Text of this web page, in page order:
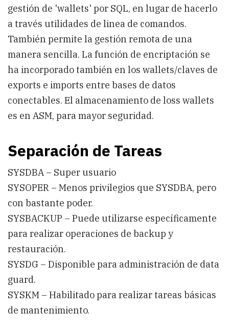
gestión de 'wallets' por SQL, en lugar de hacerlo
a través utilidades de linea de comandos.
También permite la gestión remota de una
manera sencilla. La función de encriptación se
ha incorporado también en los wallets/claves de
exports e imports entre bases de datos
conectables. El almacenamiento de loss wallets
es en ASM, para mayor seguridad.
Separación de Tareas
SYSDBA – Super usuario
SYSOPER – Menos privilegios que SYSDBA, pero
con bastante poder.
SYSBACKUP – Puede utilizarse específicamente
para realizar operaciones de backup y
restauración.
SYSDG – Disponible para administración de data
guard.
SYSKM – Habilitado para realizar tareas básicas
de mantenimiento.